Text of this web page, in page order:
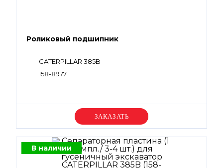
Роликовый подшипник
CATERPILLAR 385B
158-8977
Уточняйте цену
В наличии